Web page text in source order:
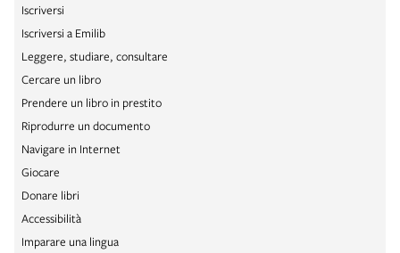
Iscriversi
Iscriversi a Emilib
Leggere, studiare, consultare
Cercare un libro
Prendere un libro in prestito
Riprodurre un documento
Navigare in Internet
Giocare
Donare libri
Accessibilità
Imparare una lingua